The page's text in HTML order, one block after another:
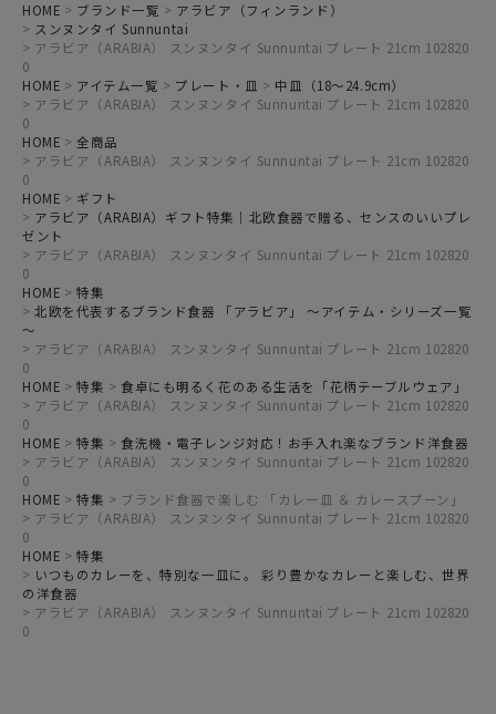
HOME ブランド一覧
アラビア（フィンランド）
スンヌンタイ Sunnuntai
アラビア（ARABIA） スンヌンタイ Sunnuntai プレート 21cm 102820
0
HOME
アイテム一覧 プレート・皿
中皿（18～24.9cm）
アラビア（ARABIA） スンヌンタイ Sunnuntai プレート 21cm 102820
0
HOME
全商品
アラビア（ARABIA） スンヌンタイ Sunnuntai プレート 21cm 102820
0
HOME
ギフト
アラビア（ARABIA）ギフト特集｜北欧食器で贈る、センスのいいプレ
ゼント
アラビア（ARABIA） スンヌンタイ Sunnuntai プレート 21cm 102820
0
HOME
特集
北欧を代表するブランド食器 「アラビア」 ～アイテム・シリーズ一覧
～
アラビア（ARABIA） スンヌンタイ Sunnuntai プレート 21cm 102820
0
HOME
特集
食卓にも明るく花のある生活を「花柄テーブルウェア」
アラビア（ARABIA） スンヌンタイ Sunnuntai プレート 21cm 102820
0
HOME
特集
食洗機・電子レンジ対応！お手入れ楽なブランド洋食器
アラビア（ARABIA） スンヌンタイ Sunnuntai プレート 21cm 102820
0
HOME
特集
ブランド食器で楽しむ 「カレー皿 ＆ カレースプーン」
アラビア（ARABIA） スンヌンタイ Sunnuntai プレート 21cm 102820
0
HOME
特集
いつものカレーを、特別な一皿に。 彩り豊かなカレーと楽しむ、世界
の洋食器
アラビア（ARABIA） スンヌンタイ Sunnuntai プレート 21cm 102820
0